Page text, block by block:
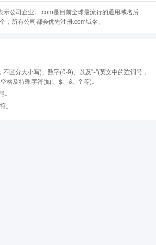
示公司企业。.com是目前全球最流行的通用域名后
，所有公司都会优先注册.com域名。
不区分大小写)、数字(0-9)、以及"-"(英文中的连词号，
格及特殊字符(如!、$、&、? 等)。
。